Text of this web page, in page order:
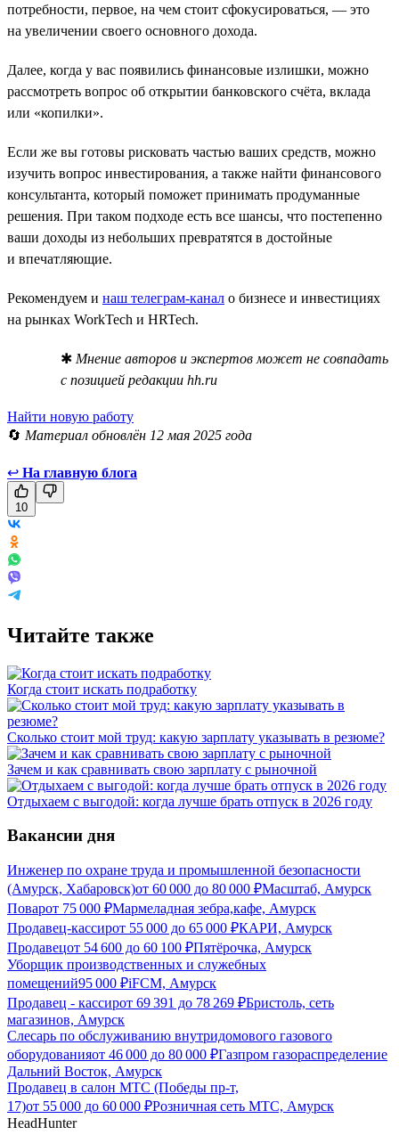
потребности, первое, на чем стоит сфокусироваться, — это
на увеличении своего основного дохода.
Далее, когда у вас появились финансовые излишки, можно
рассмотреть вопрос об открытии банковского счёта, вклада
или «копилки».
Если же вы готовы рисковать частью ваших средств, можно
изучить вопрос инвестирования, а также найти финансового
консультанта, который поможет принимать продуманные
решения. При таком подходе есть все шансы, что постепенно
ваши доходы из небольших превратятся в достойные
и впечатляющие.
Рекомендуем и наш телеграм-канал о бизнесе и инвестициях
на рынках WorkTech и HRTech.
✱ Мнение авторов и экспертов может не совпадать
с позицией редакции hh.ru
Найти новую работу
🔄 Материал обновлён 12 мая 2025 года
↩ На главную блога
10
Читайте также
Когда стоит искать подработку
Сколько стоит мой труд: какую зарплату указывать в резюме?
Зачем и как сравнивать свою зарплату с рыночной
Отдыхаем с выгодой: когда лучше брать отпуск в 2026 году
Вакансии дня
Инженер по охране труда и промышленной безопасности
(Амурск, Хабаровск)от 60 000 до 80 000 ₽Масштаб, Амурск
Поварот 75 000 ₽Мармеладная зебра,кафе, Амурск
Продавец-кассирот 55 000 до 65 000 ₽КАРИ, Амурск
Продавецот 54 600 до 60 100 ₽Пятёрочка, Амурск
Уборщик производственных и служебных
помещений95 000 ₽iFCM, Амурск
Продавец - кассирот 69 391 до 78 269 ₽Бристоль, сеть
магазинов, Амурск
Слесарь по обслуживанию внутридомового газового
оборудованияот 46 000 до 80 000 ₽Газпром газораспределение
Дальний Восток, Амурск
Продавец в салон МТС (Победы пр-т,
17)от 55 000 до 60 000 ₽Розничная сеть МТС, Амурск
HeadHunter